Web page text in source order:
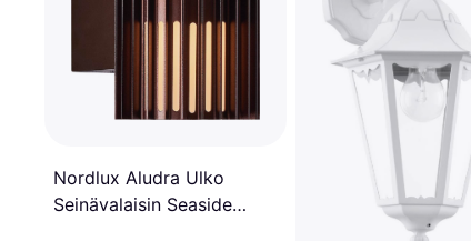
Nordlux Aludra Ulko
Seinävalaisin Seaside